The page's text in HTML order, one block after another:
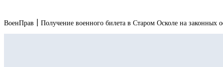
ВоенПрав | Получение военного билета в Старом Осколе на законных